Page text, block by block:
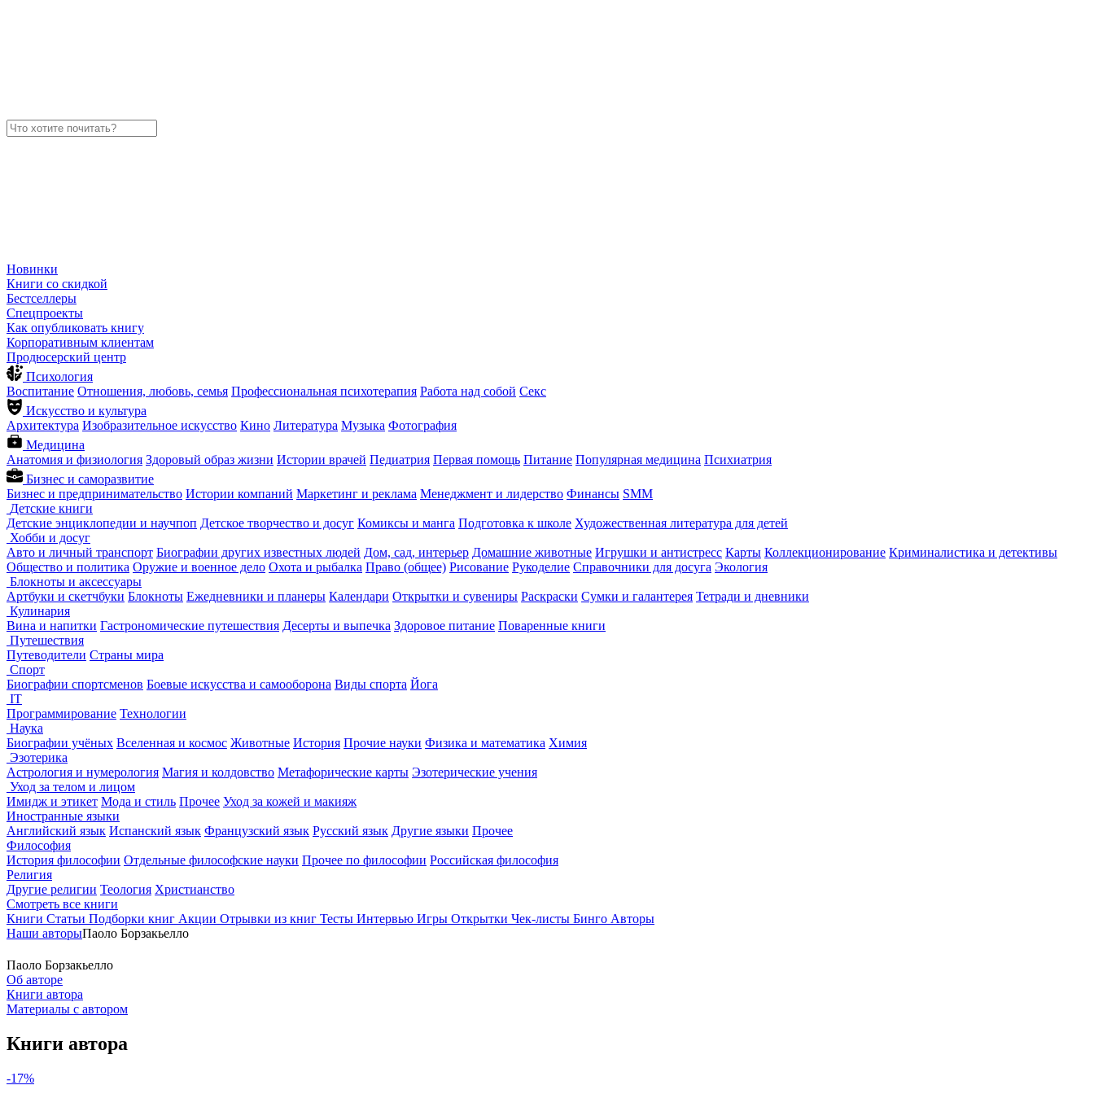
Новинки
Книги со скидкой
Бестселлеры
Спецпроекты
Как опубликовать книгу
Корпоративным клиентам
Продюсерский центр
Психология
Воспитание Отношения, любовь, семья Профессиональная психотерапия Работа над собой Секс
Искусство и культура
Архитектура Изобразительное искусство Кино Литература Музыка Фотография
Медицина
Анатомия и физиология Здоровый образ жизни Истории врачей Педиатрия Первая помощь Питание Популярная медицина Психиатрия
Бизнес и саморазвитие
Бизнес и предпринимательство Истории компаний Маркетинг и реклама Менеджмент и лидерство Финансы SMM
Детские книги
Детские энциклопедии и научпоп Детское творчество и досуг Комиксы и манга Подготовка к школе Художественная литература для детей
Хобби и досуг
Авто и личный транспорт Биографии других известных людей Дом, сад, интерьер Домашние животные Игрушки и антистресс Карты Коллекционирование Криминалистика и детективы
Общество и политика Оружие и военное дело Охота и рыбалка Право (общее) Рисование Рукоделие Справочники для досуга Экология
Блокноты и аксессуары
Артбуки и скетчбуки Блокноты Ежедневники и планеры Календари Открытки и сувениры Раскраски Сумки и галантерея Тетради и дневники
Кулинария
Вина и напитки Гастрономические путешествия Десерты и выпечка Здоровое питание Поваренные книги
Путешествия
Путеводители Страны мира
Спорт
Биографии спортсменов Боевые искусства и самооборона Виды спорта Йога
IT
Программирование Технологии
Наука
Биографии учёных Вселенная и космос Животные История Прочие науки Физика и математика Химия
Эзотерика
Астрология и нумерология Магия и колдовство Метафорические карты Эзотерические учения
Уход за телом и лицом
Имидж и этикет Мода и стиль Прочее Уход за кожей и макияж
Иностранные языки
Английский язык Испанский язык Французский язык Русский язык Другие языки Прочее
Философия
История философии Отдельные философские науки Прочее по философии Российская философия
Религия
Другие религии Теология Христианство
Смотреть все книги
Книги Статьи Подборки книг Акции Отрывки из книг Тесты Интервью Игры Открытки Чек-листы Бинго Авторы
Наши авторыПаоло Борзакьелло
Паоло Борзакьелло
Об авторе
Книги автора
Материалы с автором
Книги автора
-17%